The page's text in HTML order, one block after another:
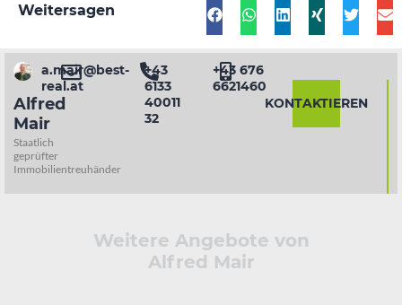
Weitersagen
Alfred
Mair
Staatlich
geprüfter
Immobilientreuhänder
a.mair@best-
real.at
+43
6133
40011
32
+43 676
6621460
KONTAKTIEREN
Weitere Angebote von
Alfred Mair